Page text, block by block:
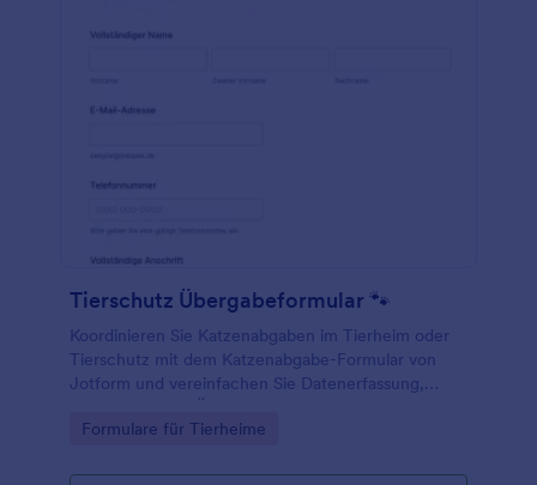
Tierschutz Übergabeformular 🐾
Koordinieren Sie Katzenabgaben im Tierheim oder
Tierschutz mit dem Katzenabgabe-Formular von
Jotform und vereinfachen Sie Datenerfassung,
Rückfragen und Übergabeplanung über ein Online-
Formular aus Formularvorlagen.
Go to Category:
Formulare für Tierheime